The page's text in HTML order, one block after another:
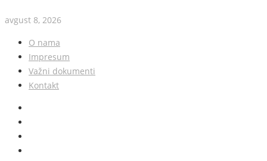
avgust 8, 2026
O nama
Impresum
Važni dokumenti
Kontakt